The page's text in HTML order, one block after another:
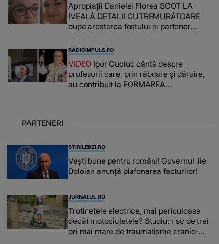
Apropiații Danielei Florea SCOT LA
IVEALĂ DETALII CUTREMURĂTOARE
după arestarea fostului ei partener.
românca ucisă în Italia și ascunsă în
lada unui pat: " Îmi pare rău că nu am
reușit să fac mai mult pentru ea și..."
RADIOIMPULS.RO
VIDEO Igor Cuciuc cântă despre
profesorii care, prin răbdare și dăruire,
au contribuit la FORMAREA
chiar și după trecerea anilor: "De
PARTENERI
STIRILEBZI.RO
Vești bune pentru români! Guvernul Ilie
Bolojan anunță plafonarea facturilor!
JURNALUL.RO
Trotinetele electrice, mai periculoase
decât motocicletele? Studiu: risc de trei
ori mai mare de traumatisme cranio-